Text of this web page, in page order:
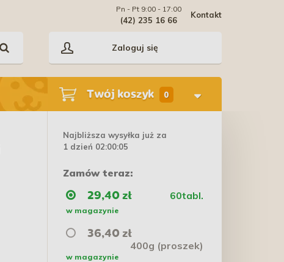
Kontakt
Pn - Pt 9:00 - 17:00
(42) 235 16 66
Zaloguj się
Twój koszyk 0
Najbliższa wysyłka już za
1 dzień 02:00:05
Zamów teraz:
29,40 zł 60tabl.
w magazynie
36,40 zł
400g (proszek)
w magazynie